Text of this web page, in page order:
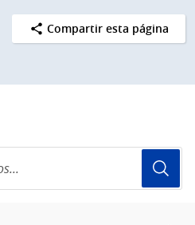
Compartir esta página